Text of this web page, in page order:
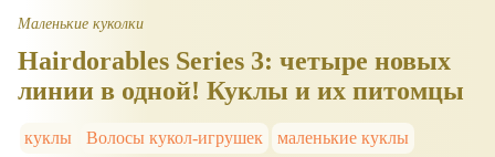
Маленькие куколки
Hairdorables Series 3: четыре новых
линии в одной! Куклы и их питомцы
куклы Волосы кукол-игрушек
маленькие куклы